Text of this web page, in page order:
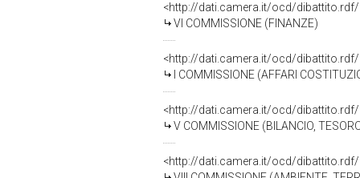
<http://dati.camera.it/ocd/
VI COMMISSIONE (FINANZE)
<http://dati.camera.it/ocd/
I COMMISSIONE (AFFARI
<http://dati.camera.it/ocd/
V COMMISSIONE (BILANCIO,
<http://dati.camera.it/ocd/